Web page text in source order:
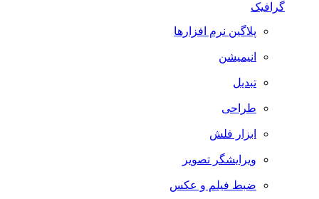
گرافیک
پلاگین نرم افزارها
انیمیشن
تبدیل
طراحی
ابزار فلش
ویرایشگر تصویر
ضبط فيلم و عكس